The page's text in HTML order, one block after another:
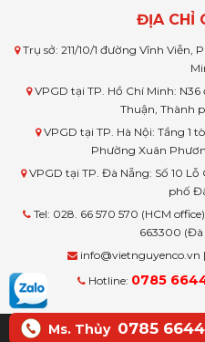
ĐỊA CHỈ
Trụ sở: 211/10/1 đường Vĩnh Viễn,
VPGD tại TP. Hồ Chí Minh:
Thuận, Thành
VPGD tại TP. Hà Nội: Tầng 1
Phường Xuân
VPGD tại TP. Đà Nẵng: Số 10
phố
Tel: 028. 66 570 570 (HCM
663300 (Đà
info@vietnguyenco.vn |
Hotline: 0785
© Copyright
Ms. Thủy 0785